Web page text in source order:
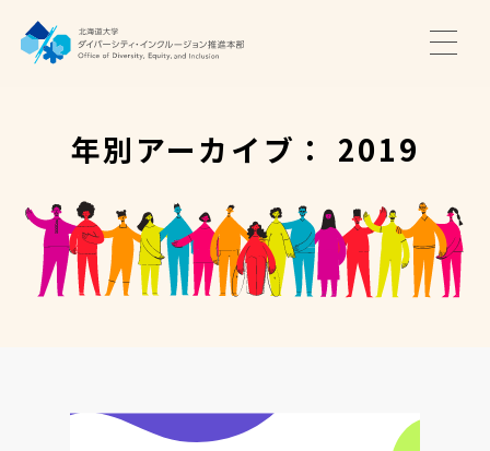
推進本部について
アクセス・お問い合わせ
年別アーカイブ： 2019